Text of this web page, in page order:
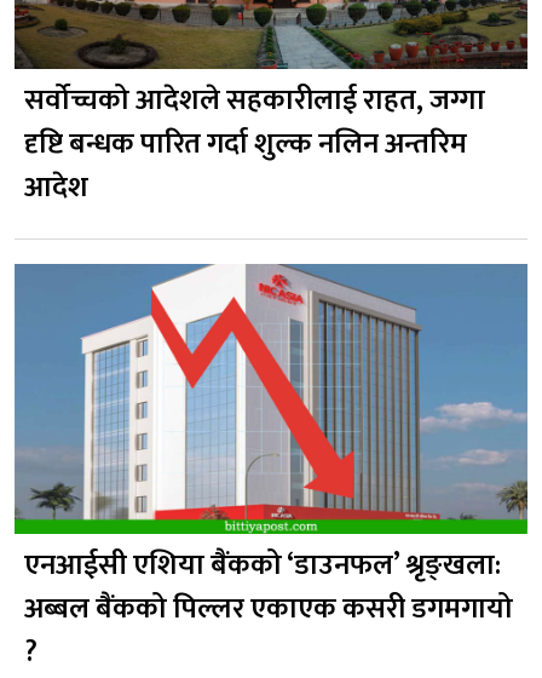
सर्वोच्चको आदेशले सहकारीलाई राहत, जग्गा
दृष्टि बन्धक पारित गर्दा शुल्क नलिन अन्तरिम
आदेश
एनआईसी एशिया बैंकको ‘डाउनफल’ श्रृङ्खला:
अब्बल बैंकको पिल्लर एकाएक कसरी डगमगायो
?